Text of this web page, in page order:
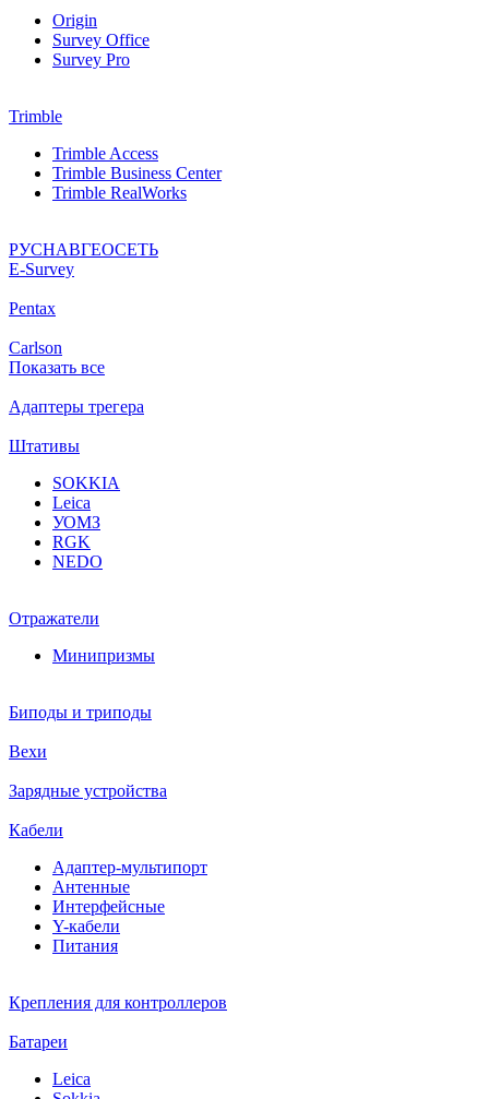
Origin
Survey Office
Survey Pro
Trimble
Trimble Access
Trimble Business Center
Trimble RealWorks
РУСНАВГЕОСЕТЬ
Е-Survey
Pentax
Carlson
Показать все
Адаптеры трегера
Штативы
SOKKIA
Leica
УОМЗ
RGK
NEDO
Отражатели
Минипризмы
Биподы и триподы
Вехи
Зарядные устройства
Кабели
Адаптер-мультипорт
Антенные
Интерфейсные
Y-кабели
Питания
Крепления для контроллеров
Батареи
Leica